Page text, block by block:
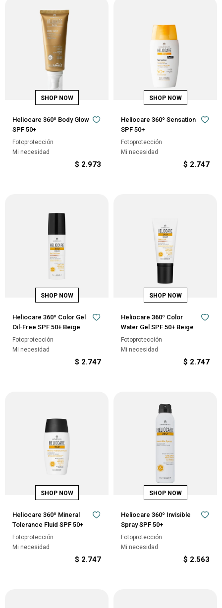
Heliocare 360º Body Glow
SPF 50+
Fotoprotección
Mi necesidad
$ 2.973
Heliocare 360º Sensation
SPF 50+
Fotoprotección
Mi necesidad
$ 2.747
Heliocare 360º Color Gel
Oil-Free SPF 50+ Beige
Fotoprotección
Mi necesidad
$ 2.747
Heliocare 360º Color
Water Gel SPF 50+ Beige
Fotoprotección
Mi necesidad
$ 2.747
Heliocare 360º Mineral
Tolerance Fluid SPF 50+
Fotoprotección
Mi necesidad
$ 2.747
Heliocare 360º Invisible
Spray SPF 50+
Fotoprotección
Mi necesidad
$ 2.563